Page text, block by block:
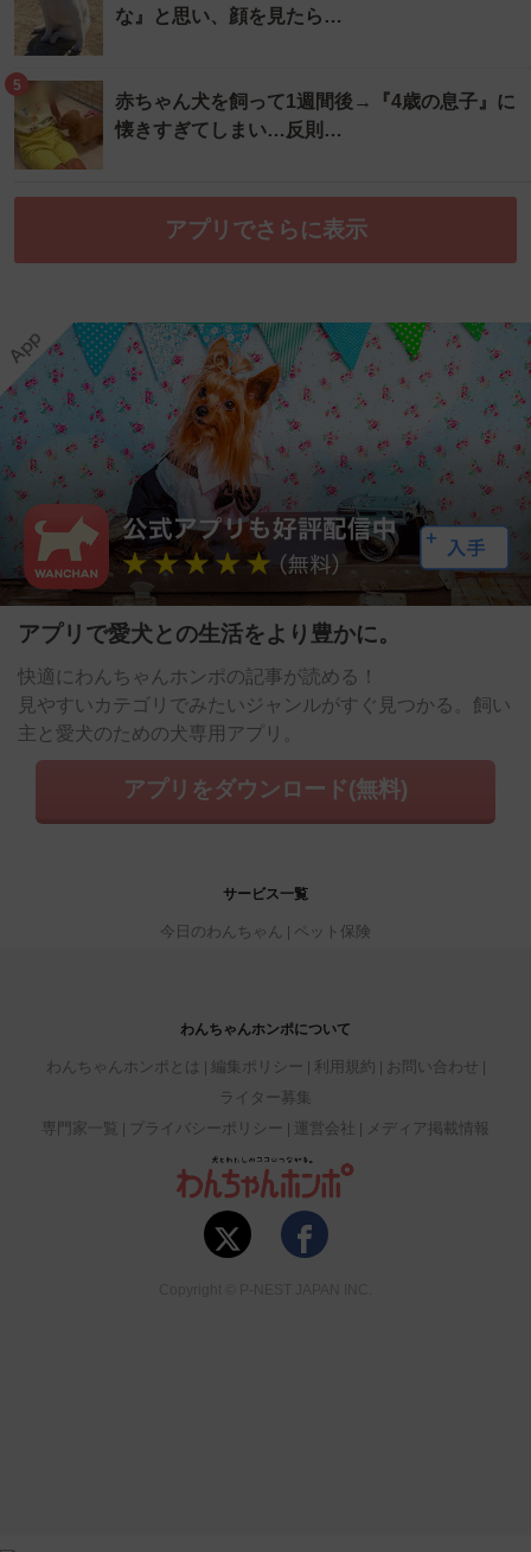
な』と思い、顔を見たら…
5
赤ちゃん犬を飼って1週間後→『4歳の息子』に
懐きすぎてしまい…反則…
アプリでさらに表示
アプリで愛犬との生活をより豊かに。
快適にわんちゃんホンポの記事が読める！
見やすいカテゴリでみたいジャンルがすぐ見つかる。飼い
主と愛犬のための犬専用アプリ。
アプリをダウンロード(無料)
サービス一覧
今日のわんちゃん ペット保険
わんちゃんホンポについて
わんちゃんホンポとは 編集ポリシー 利用規約
お問い合わせ
ライター募集
専門家一覧
プライバシーポリシー 運営会社 メディア掲載情報